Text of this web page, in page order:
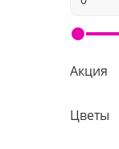
Акция
Цветы